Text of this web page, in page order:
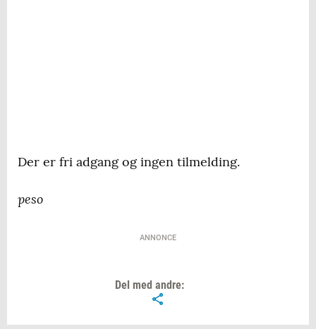
Der er fri adgang og ingen tilmelding.
peso
ANNONCE
Del med andre: